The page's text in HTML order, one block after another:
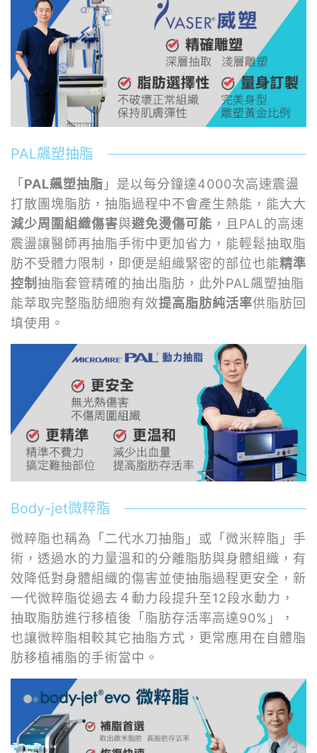
PAL飆塑抽脂
「 PAL飆塑抽脂 」是以每分鐘達4000次高速震盪
打散團塊脂肪，抽脂過程中不會產生熱能，能大大
減少周圍組織傷害與避免燙傷可能 ，且PAL的高速
震盪讓醫師再抽脂手術中更加省力，能輕鬆抽取脂
肪不受體力限制，即便是組織緊密的部位也能精準
控制抽脂套管精確的抽出脂肪，此外PAL飆塑抽脂
能萃取完整脂肪細胞有效提高脂肪純活率供脂肪回
填使用。
Body-jet微粹脂
微粹脂也稱為「二代水刀抽脂」或「微米粹脂」手
術，透過水的力量溫和的分離脂肪與身體組織，有
效降低對身體組織的傷害並使抽脂過程更安全，新
一代微粹脂從過去４動力段提升至12段水動力，
抽取脂肪進行移植後「脂肪存活率高達90%」，
也讓微粹脂相較其它抽脂方式，更常應用在自體脂
肪移植補脂的手術當中。